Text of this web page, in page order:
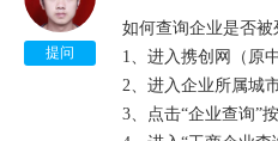
明）前往企业所属工
移出决定，恢复正
二、企业依法办理住
系，申请恢复正常记
提问
如何查询企业是否被
1、进入携创网（原
2、进入企业所属城
3、点击“企业查询”